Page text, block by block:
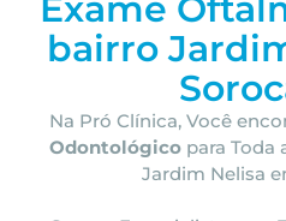
Exame
bairro
Na Pró Clínica, Você
Odontológico para Toda
Jardim Nelisa